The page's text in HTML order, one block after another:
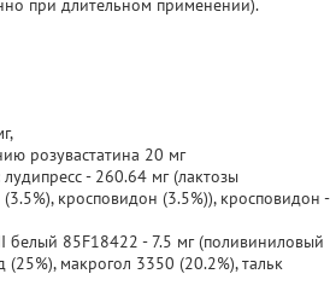
при длительном применении).
розувастатина 20 мг
- 260.64 мг (лактозы
кросповидон (3.5%)), кросповидон -
белый 85F18422 - 7.5 мг (поливиниловый
(25%), макрогол 3350 (20.2%), тальк